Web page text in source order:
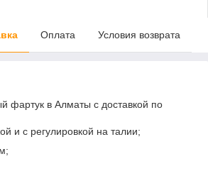
Оплата Условия возврата
фартук в Алматы с доставкой по
и с регулировкой на талии;